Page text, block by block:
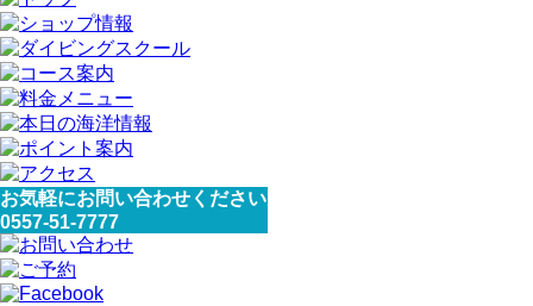
お気軽にお問い合わせください
0557-51-7777